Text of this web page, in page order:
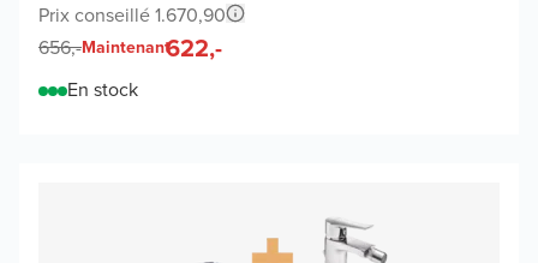
Prix conseillé 1.670,90
656,-Maintenant622,-
En stock